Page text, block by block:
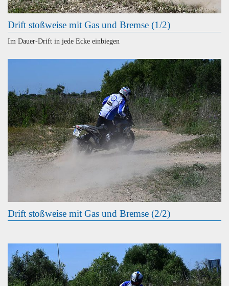
Drift stoßweise mit Gas und Bremse (1/2)
Im Dauer-Drift in jede Ecke einbiegen
Drift stoßweise mit Gas und Bremse (2/2)